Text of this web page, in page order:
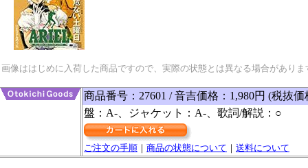
画像ははじめに入荷した商品ですので、実際の状態とは異なる場合があり
商品番号：27601 / 音吉価格：1,980円 (税抜価
盤：A-、ジャケット：A-、歌詞/解説：○
ご注文の手順 ｜ 商品の状態について ｜ 送料について